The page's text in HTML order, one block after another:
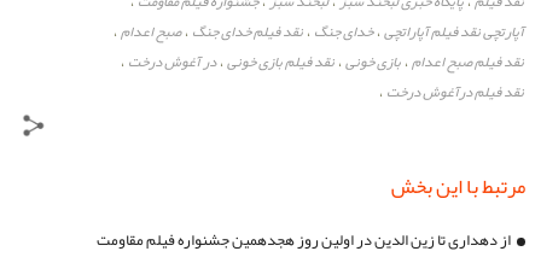
آپارتچی نقد فیلم آپاراتچی،خدای جنگ ،نقد فیلم خدای جنگ ،صبح اعدام،
نقد فیلم صبح اعدام،بازی خونی،نقد فیلم بازی خونی،در آغوش درخت ،
نقد فیلم درآغوش درخت ،
مرتبط با این بخش
از دهداری تا زین الدین در اولین روز هجدهمین جشنواره فیلم مقاومت